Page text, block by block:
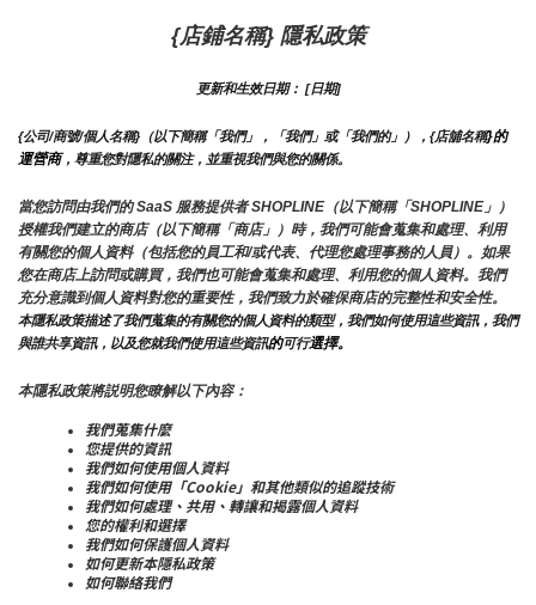
{店鋪名稱} 隱私政策
更新和生效日期： [日期]
{公司/商號/個人名稱}（以下簡稱「我們」，「我們」或「我們的」），{店舖名稱}的
運營商，尊重您對隱私的關注，並重視我們與您的關係。
當您訪問由我們的 SaaS 服務提供者 SHOPLINE（以下簡稱「SHOPLINE」）
授權我們建立的商店（以下簡稱「商店」）時，我們可能會蒐集和處理、利用
有關您的個人資料（包括您的員工和/或代表、代理您處理事務的人員）。如果
您在商店上訪問或購買，我們也可能會蒐集和處理、利用您的個人資料。我們
充分意識到個人資料對您的重要性，我們致力於確保商店的完整性和安全性。
本隱私政策描述了我們蒐集的有關您的個人資料的類型，我們如何使用這些資訊，我們
與誰共享資訊，以及您就我們使用這些資訊的可行選擇。
本隱私政策將説明您瞭解以下內容：
我們蒐集什麼
您提供的資訊
我們如何使用個人資料
我們如何使用「Cookie」和其他類似的追蹤技術
我們如何處理、共用、轉讓和揭露個人資料
您的權利和選擇
我們如何保護個人資料
如何更新本隱私政策
如何聯絡我們